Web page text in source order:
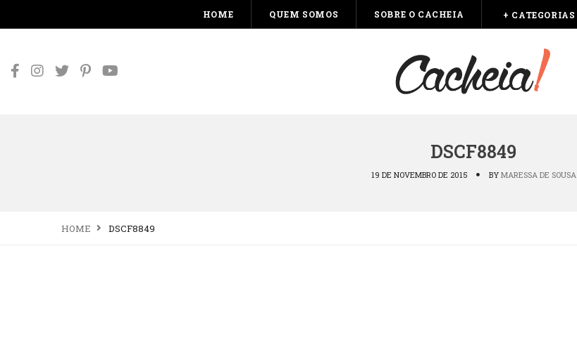
HOME QUEM SOMOS SOBRE O CACHEIA + CATEGORIAS
DSCF8849
19 DE NOVEMBRO DE 2015 BY MARESSA DE SOUSA
HOME DSCF8849